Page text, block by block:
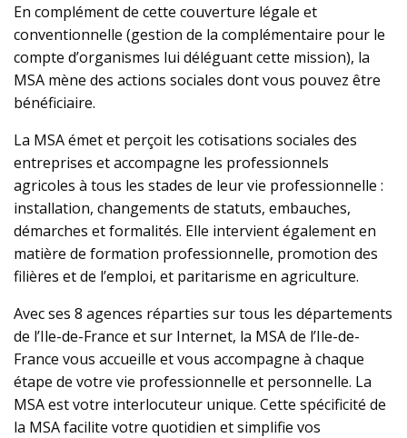
En complément de cette couverture légale et
conventionnelle (gestion de la complémentaire pour le
compte d’organismes lui déléguant cette mission), la
MSA mène des actions sociales dont vous pouvez être
bénéficiaire.
La MSA émet et perçoit les cotisations sociales des
entreprises et accompagne les professionnels
agricoles à tous les stades de leur vie professionnelle :
installation, changements de statuts, embauches,
démarches et formalités. Elle intervient également en
matière de formation professionnelle, promotion des
filières et de l’emploi, et paritarisme en agriculture.
Avec ses 8 agences réparties sur tous les départements
de l’Ile-de-France et sur Internet, la MSA de l’Ile-de-
France vous accueille et vous accompagne à chaque
étape de votre vie professionnelle et personnelle. La
MSA est votre interlocuteur unique. Cette spécificité de
la MSA facilite votre quotidien et simplifie vos